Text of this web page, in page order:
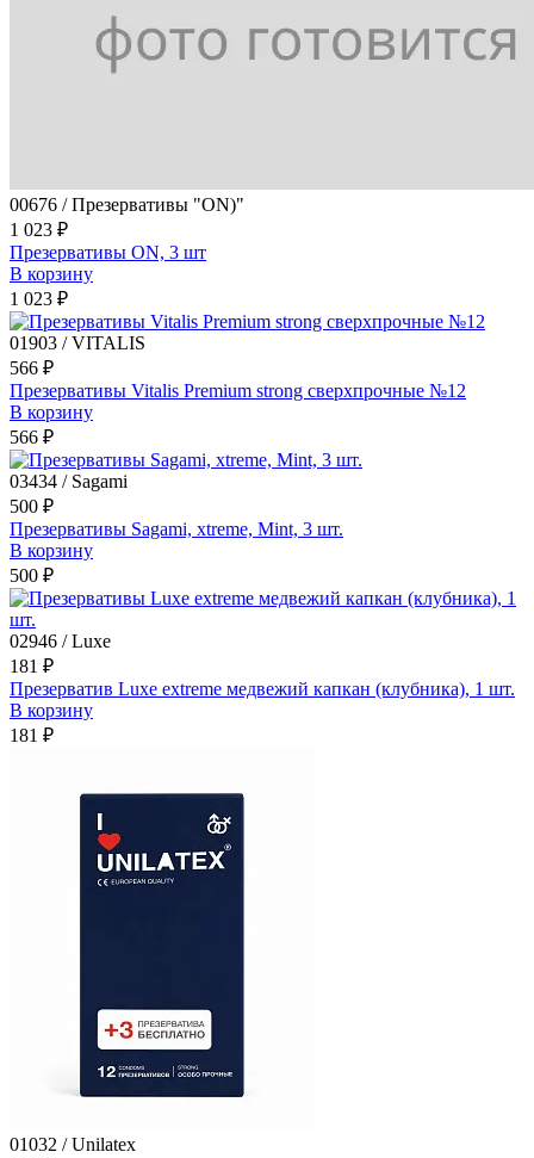
00676 / Презервативы "ON)"
1 023 ₽
Презервативы ON, 3 шт
В корзину
1 023 ₽
01903 / VITALIS
566 ₽
Презервативы Vitalis Premium strong сверхпрочные №12
В корзину
566 ₽
03434 / Sagami
500 ₽
Презервативы Sagami, xtreme, Mint, 3 шт.
В корзину
500 ₽
02946 / Luxe
181 ₽
Презерватив Luxe extreme медвежий капкан (клубника), 1 шт.
В корзину
181 ₽
01032 / Unilatex